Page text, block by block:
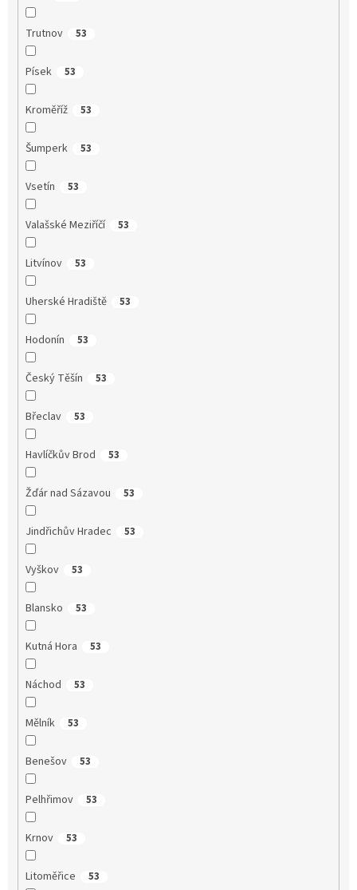
Trutnov 53
Písek 53
Kroměříž 53
Šumperk 53
Vsetín 53
Valašské Meziříčí 53
Litvínov 53
Uherské Hradiště 53
Hodonín 53
Český Těšín 53
Břeclav 53
Havlíčkův Brod 53
Žďár nad Sázavou 53
Jindřichův Hradec 53
Vyškov 53
Blansko 53
Kutná Hora 53
Náchod 53
Mělník 53
Benešov 53
Pelhřimov 53
Krnov 53
Litoměřice 53